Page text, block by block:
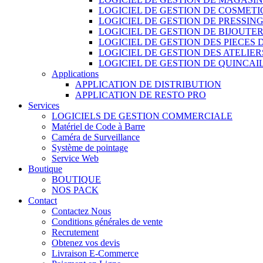
LOGICIEL DE GESTION DE
LOGICIEL DE GESTION DE PRESSING
LOGICIEL DE GESTION DE
LOGICIEL DE GESTION DES PIECES
LOGICIEL DE GESTION DES
LOGICIEL DE GESTION DE
Applications
APPLICATION DE DISTRIBUTION
APPLICATION DE RESTO PRO
Services
LOGICIELS DE GESTION COMMERCIALE
Matériel de Code à Barre
Caméra de Surveillance
Système de pointage
Service Web
Boutique
BOUTIQUE
NOS PACK
Contact
Contactez Nous
Conditions générales de vente
Recrutement
Obtenez vos devis
Livraison E-Commerce